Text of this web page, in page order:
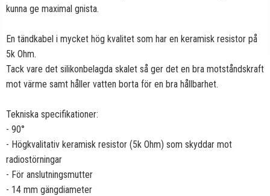
kunna ge maximal gnista.
En tändkabel i mycket hög kvalitet som har en keramisk resistor på
5k Ohm.
Tack vare det silikonbelagda skalet så ger det en bra motståndskraft
mot värme samt håller vatten borta för en bra hållbarhet.
Tekniska specifikationer:
- 90°
- Högkvalitativ keramisk resistor (5k Ohm) som skyddar mot
radiostörningar
- För anslutningsmutter
- 14 mm gängdiameter